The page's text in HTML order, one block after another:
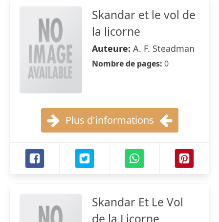
Skandar et le vol de
la licorne
Auteure: A. F. Steadman
Nombre de pages: 0
Plus d'informations
Skandar Et Le Vol
de la Licorne